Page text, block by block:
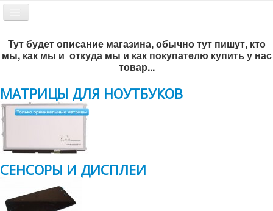
Включить/
выключить
Обратный звонок
Всё по-честному
Тут будет описание магазина, обычно тут пишут, кто
мы, как мы и откуда мы и как покупателю купить у нас
товар...
МАТРИЦЫ ДЛЯ НОУТБУКОВ
СЕНСОРЫ И ДИСПЛЕИ